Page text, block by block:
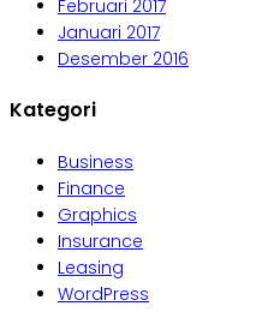
Februari 2017
Januari 2017
Desember 2016
Kategori
Business
Finance
Graphics
Insurance
Leasing
WordPress